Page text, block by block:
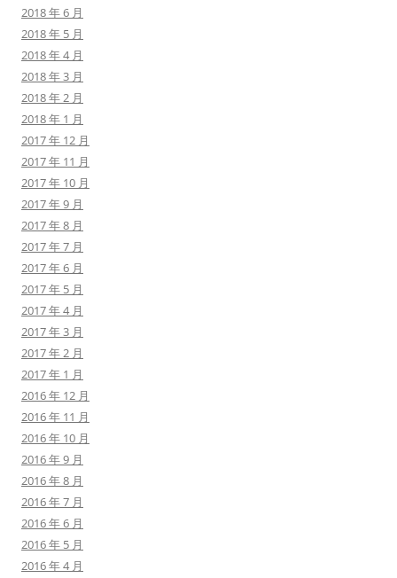
2018 年 6 月
2018 年 5 月
2018 年 4 月
2018 年 3 月
2018 年 2 月
2018 年 1 月
2017 年 12 月
2017 年 11 月
2017 年 10 月
2017 年 9 月
2017 年 8 月
2017 年 7 月
2017 年 6 月
2017 年 5 月
2017 年 4 月
2017 年 3 月
2017 年 2 月
2017 年 1 月
2016 年 12 月
2016 年 11 月
2016 年 10 月
2016 年 9 月
2016 年 8 月
2016 年 7 月
2016 年 6 月
2016 年 5 月
2016 年 4 月